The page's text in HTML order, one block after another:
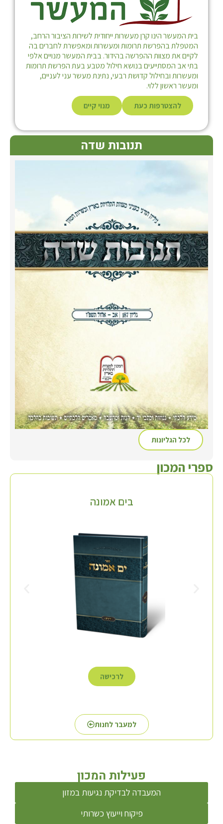
בית המעשר הינו קרן מעשרות ייחודית לשירות הציבור הרחב,
המטפלת בהפרשת תרומות ומעשרות ומאפשרת לחברים בה
לקיים את מצוות ההפרשה בהידור. בבית המעשר מנויים אלפי
בתי אב המסתייעים בנושא חילול מטבע בעת הפרשת תרומות
ומעשרות ובחילול קדושת רבעי, נתינת מעשר עני לעניים,
ומעשר ראשון ללוי.
להצטרפות כעת מנוי קיים
תנובות שדה
לכל הגליונות
ספרי המכון
בים אמונה
לרכישה
למעבר לחנות
פעילות המכון
המעבדה לבדיקת נגיעות במזון
פיקוח וייעוץ כשרותי